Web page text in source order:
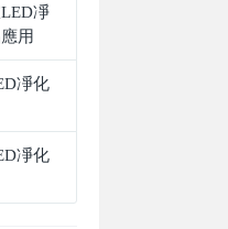
凈
用
凈化
凈化